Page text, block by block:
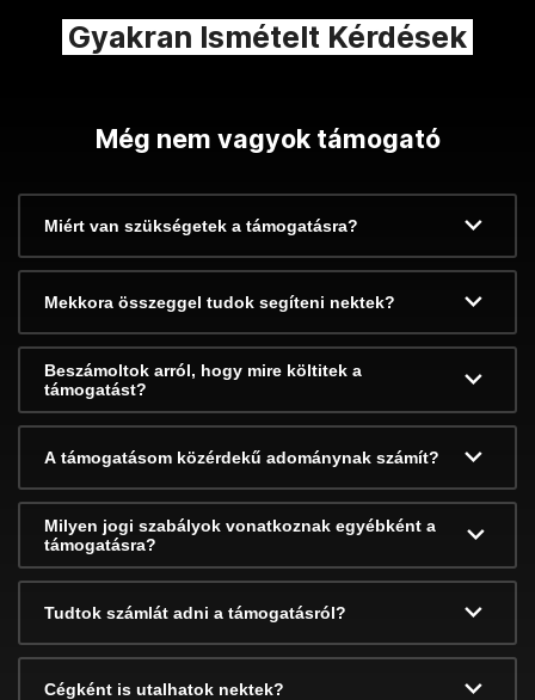
Gyakran Ismételt Kérdések
Még nem vagyok támogató
Miért van szükségetek a támogatásra?
Mekkora összeggel tudok segíteni nektek?
Beszámoltok arról, hogy mire költitek a
támogatást?
A támogatásom közérdekű adománynak számít?
Milyen jogi szabályok vonatkoznak egyébként a
támogatásra?
Tudtok számlát adni a támogatásról?
Cégként is utalhatok nektek?